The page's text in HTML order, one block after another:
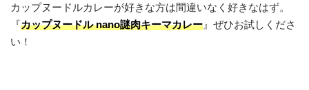
カップヌードルカレーが好きな方は間違いなく好きなはず。
『カップヌードル nano謎肉キーマカレー 』ぜひお試しくださ
い！